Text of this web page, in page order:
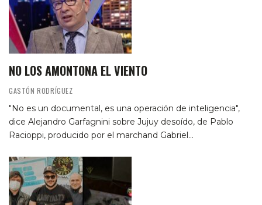
NO LOS AMONTONA EL VIENTO
GASTÓN RODRÍGUEZ
"No es un documental, es una operación de inteligencia",
dice Alejandro Garfagnini sobre Jujuy desoído, de Pablo
Racioppi, producido por el marchand Gabriel…